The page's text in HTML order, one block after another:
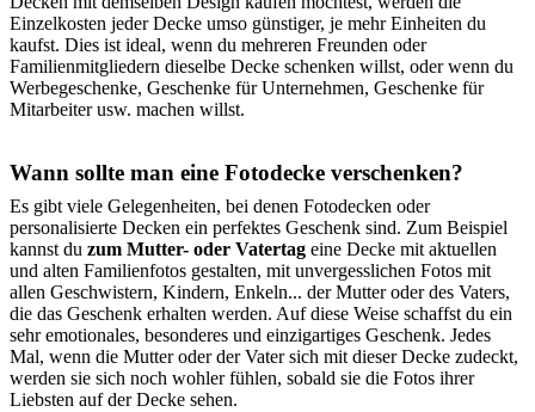
Einzelkosten jeder Decke umso günstiger, je mehr Einheiten du
kaufst. Dies ist ideal, wenn du mehreren Freunden oder
Familienmitgliedern dieselbe Decke schenken willst, oder wenn du
Werbegeschenke, Geschenke für Unternehmen, Geschenke für
Mitarbeiter usw. machen willst.
Wann sollte man eine Fotodecke verschenken?
Es gibt viele Gelegenheiten, bei denen Fotodecken oder
personalisierte Decken ein perfektes Geschenk sind. Zum Beispiel
kannst du zum Mutter- oder Vatertag eine Decke mit aktuellen
und alten Familienfotos gestalten, mit unvergesslichen Fotos mit
allen Geschwistern, Kindern, Enkeln... der Mutter oder des Vaters,
die das Geschenk erhalten werden. Auf diese Weise schaffst du ein
sehr emotionales, besonderes und einzigartiges Geschenk. Jedes
Mal, wenn die Mutter oder der Vater sich mit dieser Decke zudeckt,
werden sie sich noch wohler fühlen, sobald sie die Fotos ihrer
Liebsten auf der Decke sehen.